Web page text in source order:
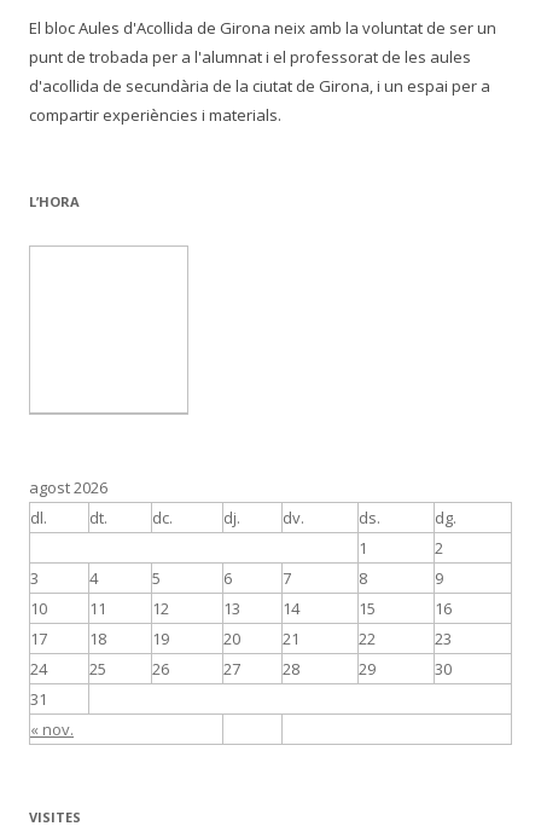
El bloc Aules d'Acollida de Girona neix amb la voluntat de ser un
punt de trobada per a l'alumnat i el professorat de les aules
d'acollida de secundària de la ciutat de Girona, i un espai per a
compartir experiències i materials.
L’HORA
agost 2026
dl.
dt. dc. dj. dv. ds. dg.
« nov.
1
2
3
4 5 6 7 8
9
10
11 12 13 14 15
16
17
18 19 20 21 22
23
24
25 26 27 28 29
30
31
VISITES